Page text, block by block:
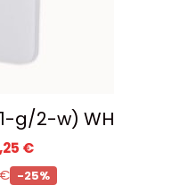
g/2-w) WH
€
€ -25%